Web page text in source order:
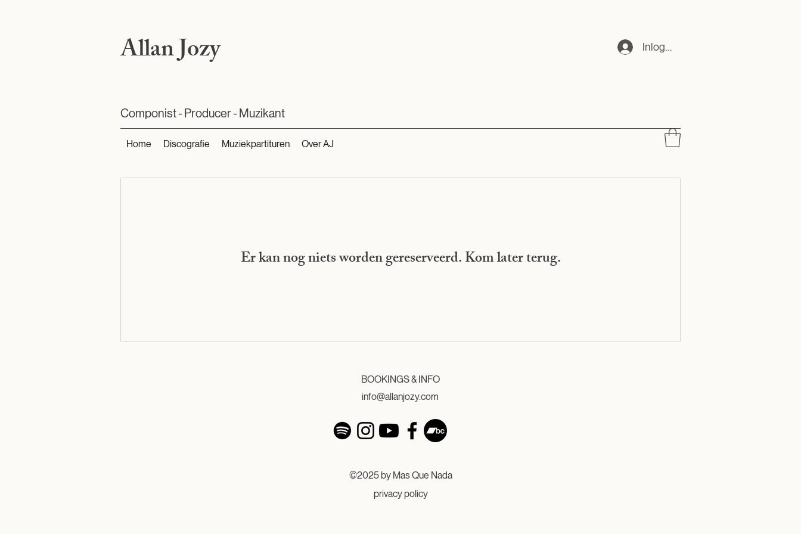
Allan Jozy Inloggen
Componist - Producer - Muzikant
Home Discografie Muziekpartituren Over AJ
Er kan nog niets worden gereserveerd. Kom later terug.
BOOKINGS & INFO
info@allanjozy.com
©2025 by Mas Que Nada
privacy policy